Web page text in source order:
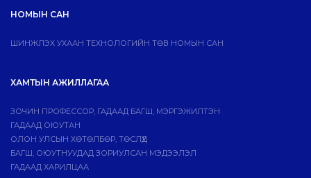
НОМЫН САН
ШИНЖЛЭХ УХААН ТЕХНОЛОГИЙН ТӨВ НОМЫН САН
ХАМТЫН АЖИЛЛАГАА
ЗОЧИН ПРОФЕССОР, ГАДААД БАГШ, МЭРГЭЖИЛТЭН
ГАДААД ОЮУТАН
ОЛОН УЛСЫН ХӨТӨЛБӨР, ТӨСЛҮҮД
БАГШ, ОЮУТНУУДАД ЗОРИУЛСАН МЭДЭЭЛЭЛ
ГАДААД ХАРИЛЦАА